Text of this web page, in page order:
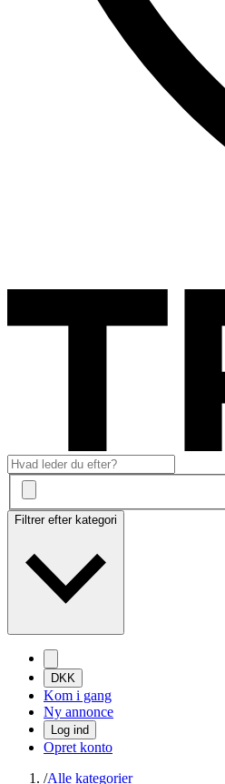
Filtrer efter kategori
DKK
Kom i gang
Ny annonce
Log ind
Opret konto
/Alle kategorier